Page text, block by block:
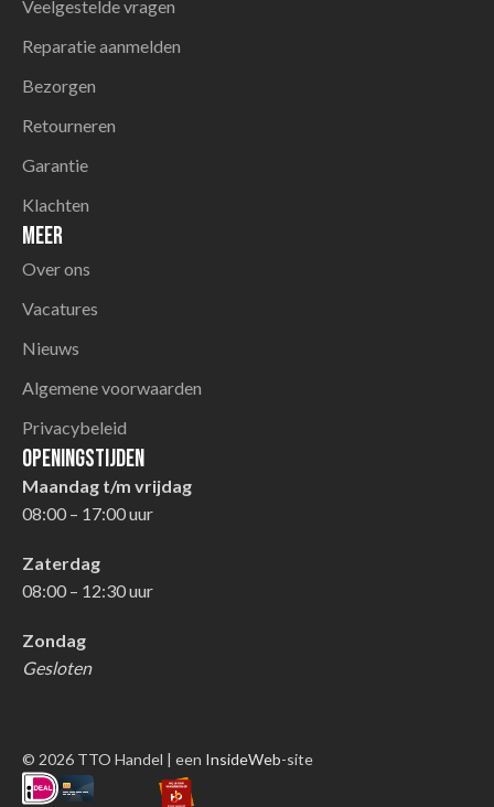
Veelgestelde vragen
Reparatie aanmelden
Bezorgen
Retourneren
Garantie
Klachten
Meer
Over ons
Vacatures
Nieuws
Algemene voorwaarden
Privacybeleid
Openingstijden
Maandag t/m vrijdag
08:00 – 17:00 uur
Zaterdag
08:00 – 12:30 uur
Zondag
Gesloten
© 2026 TTO Handel | een InsideWeb-site